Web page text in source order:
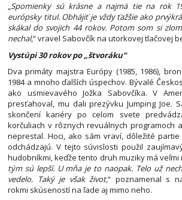
„Spomienky sú krásne a najmä tie na rok
európsky titul. Obhájiť je vždy ťažšie ako
skákal do svojich 44 rokov. Potom som si
nechal,“ vravel Sabovčík na utorkovej tlačovej
Vystúpi 30 rokov po „štvoráku“
Dva primáty majstra Európy (1985, 1986),
1984 a mnoho ďalších úspechov. Bývalé
ako usmievavého Jožka Sabovčíka. V
presťahoval, mu dali prezývku Jumping Joe.
skončení kariéry po celom svete
korčuliach v rôznych revuálnych programoch
neprestal. Hoci, ako sám vraví, dôležité
odchádzajú. V tejto súvislosti použil
hudobníkmi, keďže tento druh muziky má veľmi
tým sú lepší. U mňa je to naopak. Telo už
vedelo. Taký je však život,“ poznamenal s
rokmi skúseností na ľade aj mimo neho.